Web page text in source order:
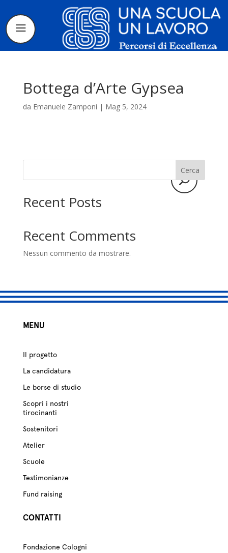
I tirocinanti
Le borse di
studio
Sostenitori
Scuole
Bottega d’Arte Gypsea
da Emanuele Zamponi | Mag 5, 2024
Cerca
Recent Posts
Recent Comments
Nessun commento da mostrare.
MENU
Il progetto
La candidatura
Le borse di studio
Scopri i nostri
tirocinanti
Sostenitori
Atelier
Scuole
Testimonianze
Fund raising
CONTATTI
Fondazione Cologni